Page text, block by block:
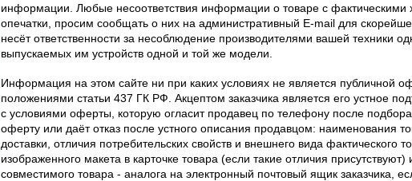
информации. Любые несоответствия информации о товаре с фактическими
опечатки, просим сообщать о них на административный E-mail для
несёт ответственности за несоблюдение производителями вашей техники
выпускаемых им устройств одной и той же модели.
Информация на этом сайте ни при каких условиях не является публичной
положениями статьи 437 ГК РФ. Акцептом заказчика является его устное
с условиями оферты, которую огласит продавец по телефону после
оферту или даёт отказ после устного описания продавцом: наименования
доставки, отличия потребительских свойств и внешнего вида фактического
изображенного макета в карточке товара (если такие отличия
совместимого товара - аналога на электронный почтовый ящик заказчика,